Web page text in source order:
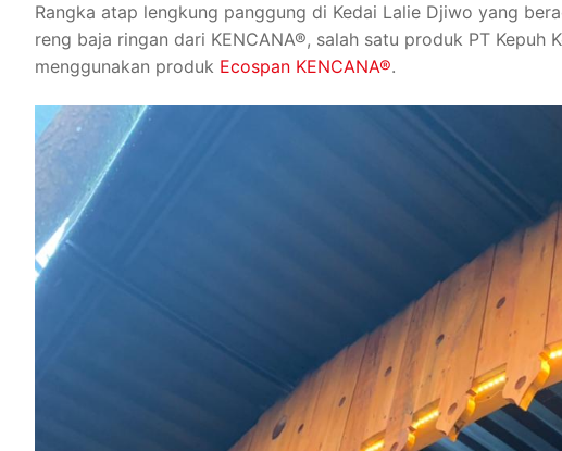
Rangka atap lengkung panggung di Kedai Lalie Djiwo yang
reng baja ringan dari KENCANA®, salah satu produk PT Kepuh
menggunakan produk Ecospan KENCANA®.